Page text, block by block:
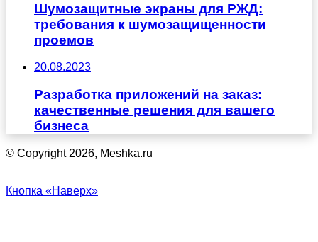
Шумозащитные экраны для РЖД:
требования к шумозащищенности
проемов
20.08.2023
Разработка приложений на заказ:
качественные решения для вашего
бизнеса
© Copyright 2026, Meshka.ru
Кнопка «Наверх»